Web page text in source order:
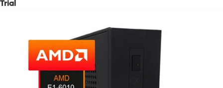
Trial